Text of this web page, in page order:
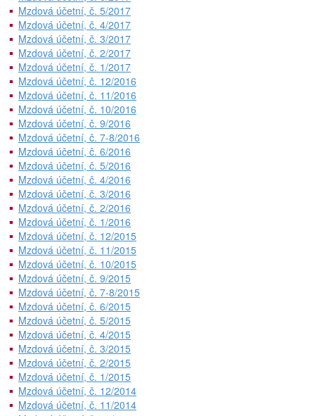
Mzdová účetní, č. 5/2017
Mzdová účetní, č. 4/2017
Mzdová účetní, č. 3/2017
Mzdová účetní, č. 2/2017
Mzdová účetní, č. 1/2017
Mzdová účetní, č. 12/2016
Mzdová účetní, č. 11/2016
Mzdová účetní, č. 10/2016
Mzdová účetní, č. 9/2016
Mzdová účetní, č. 7-8/2016
Mzdová účetní, č. 6/2016
Mzdová účetní, č. 5/2016
Mzdová účetní, č. 4/2016
Mzdová účetní, č. 3/2016
Mzdová účetní, č. 2/2016
Mzdová účetní, č. 1/2016
Mzdová účetní, č. 12/2015
Mzdová účetní, č. 11/2015
Mzdová účetní, č. 10/2015
Mzdová účetní, č. 9/2015
Mzdová účetní, č. 7-8/2015
Mzdová účetní, č. 6/2015
Mzdová účetní, č. 5/2015
Mzdová účetní, č. 4/2015
Mzdová účetní, č. 3/2015
Mzdová účetní, č. 2/2015
Mzdová účetní, č. 1/2015
Mzdová účetní, č. 12/2014
Mzdová účetní, č. 11/2014